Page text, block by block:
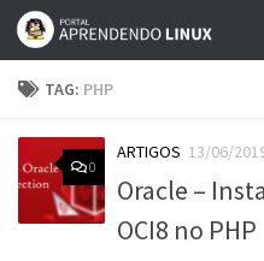
Skip to content
TAG: PHP
0
ARTIGOS 13/06/
Oracle –
OCI8 no PHP